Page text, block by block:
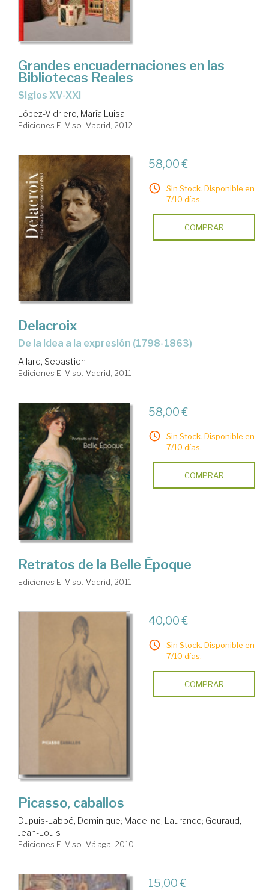
Grandes encuadernaciones en las
Bibliotecas Reales
siglos XV-XXI
López-Vidriero, María Luisa
Ediciones El Viso. Madrid, 2012
58,00 €
Sin Stock. Disponible en
7/10 días.
COMPRAR
Delacroix
de la idea a la expresión (1798-1863)
Allard, Sebastien
Ediciones El Viso. Madrid, 2011
58,00 €
Sin Stock. Disponible en
7/10 días.
COMPRAR
Retratos de la Belle Époque
Ediciones El Viso. Madrid, 2011
40,00 €
Sin Stock. Disponible en
7/10 días.
COMPRAR
Picasso, caballos
Dupuis-Labbé, Dominique; Madeline, Laurance; Gouraud,
Jean-Louis
Ediciones El Viso. Málaga, 2010
15,00 €